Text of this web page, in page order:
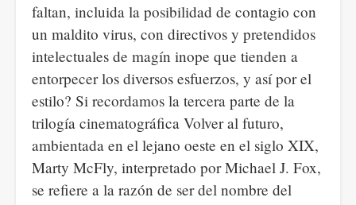
faltan, incluida la posibilidad de contagio con
un maldito virus, con directivos y pretendidos
intelectuales de magín inope que tienden a
entorpecer los diversos esfuerzos, y así por el
estilo? Si recordamos la tercera parte de la
trilogía cinematográfica Volver al futuro,
ambientada en el lejano oeste en el siglo XIX,
Marty McFly, interpretado por Michael J. Fox,
se refiere a la razón de ser del nombre del